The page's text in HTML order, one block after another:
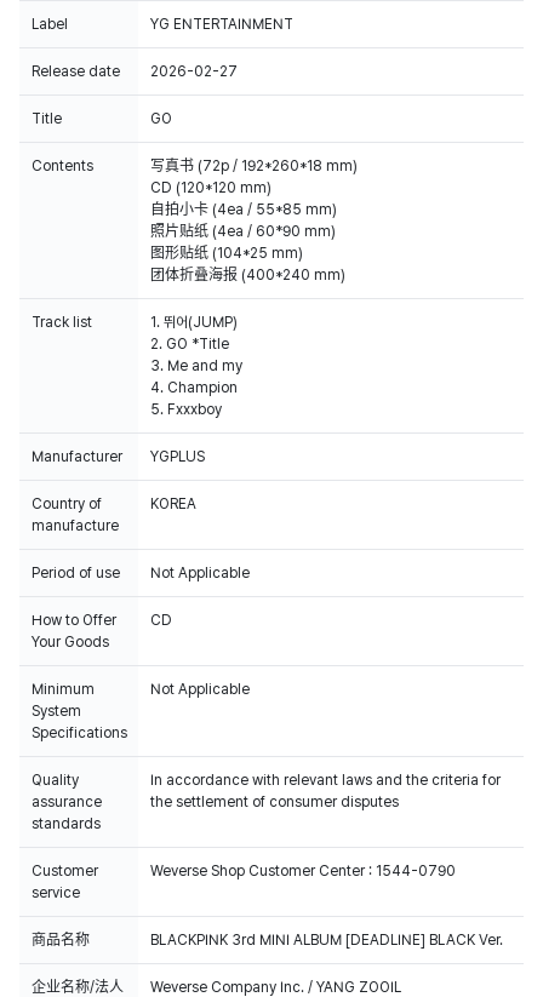
计。
Label YG ENTERTAINMENT
Release date 2026-02-27
Title GO
Contents
写真书 (72p / 192*260*18 mm)
CD (120*120 mm)
自拍小卡 (4ea / 55*85 mm)
照片贴纸 (4ea / 60*90 mm)
图形贴纸 (104*25 mm)
团体折叠海报 (400*240 mm)
Track list
1. 뛰어(JUMP)
2. GO *Title
3. Me and my
4. Champion
5. Fxxxboy
Manufacturer YGPLUS
Country of
manufacture
KOREA
Period of use Not Applicable
How to Offer
Your Goods
CD
Minimum
System
Specifications
Not Applicable
Quality
assurance
standards
In accordance with relevant laws and the criteria for
the settlement of consumer disputes
Customer
service
Weverse Shop Customer Center : 1544-0790
商品名称 BLACKPINK 3rd MINI ALBUM [DEADLINE] BLACK Ver.
企业名称/法人
Weverse Company Inc. / YANG ZOOIL